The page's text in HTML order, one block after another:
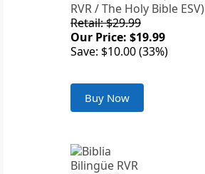
RVR / The Holy Bible ESV)
Retail: $29.99
Our Price: $19.99
Save: $10.00 (33%)
Buy Now